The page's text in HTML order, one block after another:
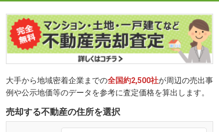
大手から地域密着企業までの全国約2,500社が周辺の売出事
例や公示地価等のデータを参考に査定価格を算出します。
売却する不動産の住所を選択